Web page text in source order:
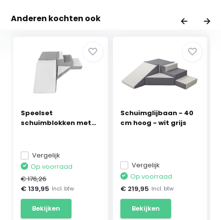
Anderen kochten ook
Speelset
schuimblokken met
Vergelijk
Op voorraad
€ 176,26
€ 139,95 Incl. btw
Bekijken
Schuimglijbaan - 40
cm hoog - wit grijs
Vergelijk
Op voorraad
€ 219,95 Incl. btw
Bekijken